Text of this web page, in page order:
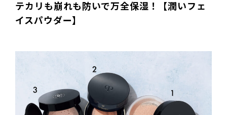
テカリも崩れも防いで万全保湿！【潤いフェ
イスパウダー】